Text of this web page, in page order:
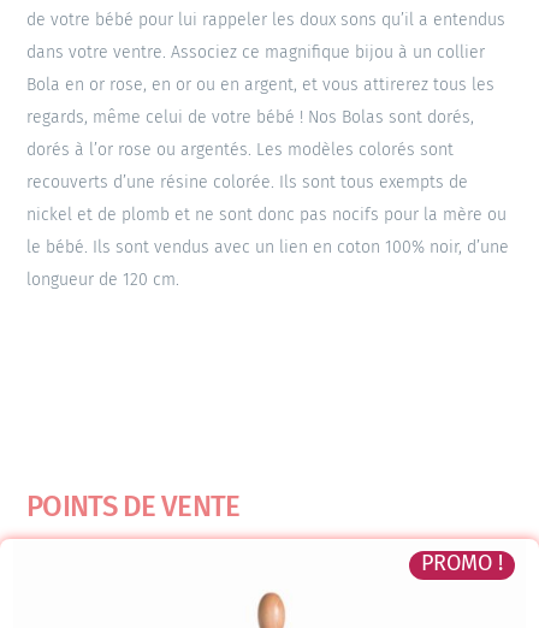
de votre bébé pour lui rappeler les doux sons qu’il a entendus
dans votre ventre. Associez ce magnifique bijou à un collier
Bola en or rose, en or ou en argent, et vous attirerez tous les
regards, même celui de votre bébé ! Nos Bolas sont dorés,
dorés à l’or rose ou argentés. Les modèles colorés sont
recouverts d’une résine colorée. Ils sont tous exempts de
nickel et de plomb et ne sont donc pas nocifs pour la mère ou
le bébé. Ils sont vendus avec un lien en coton 100% noir, d’une
longueur de 120 cm.
POINTS DE VENTE
PROMO !